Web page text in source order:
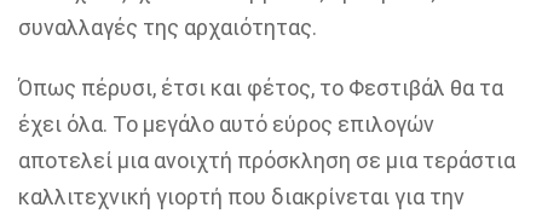
συναλλαγές της αρχαιότητας.
Όπως πέρυσι, έτσι και φέτος, το Φεστιβάλ θα τα
έχει όλα. Το μεγάλο αυτό εύρος επιλογών
αποτελεί μια ανοιχτή πρόσκληση σε μια τεράστια
καλλιτεχνική γιορτή που διακρίνεται για την